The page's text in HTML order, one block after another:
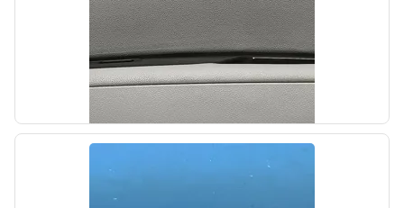
Площадка АКБ Hyundai Sonata 8 DN 2019-
OEM: 37150L1000
Производитель:
Hyundai-KIA
Цена: 11000,00₽